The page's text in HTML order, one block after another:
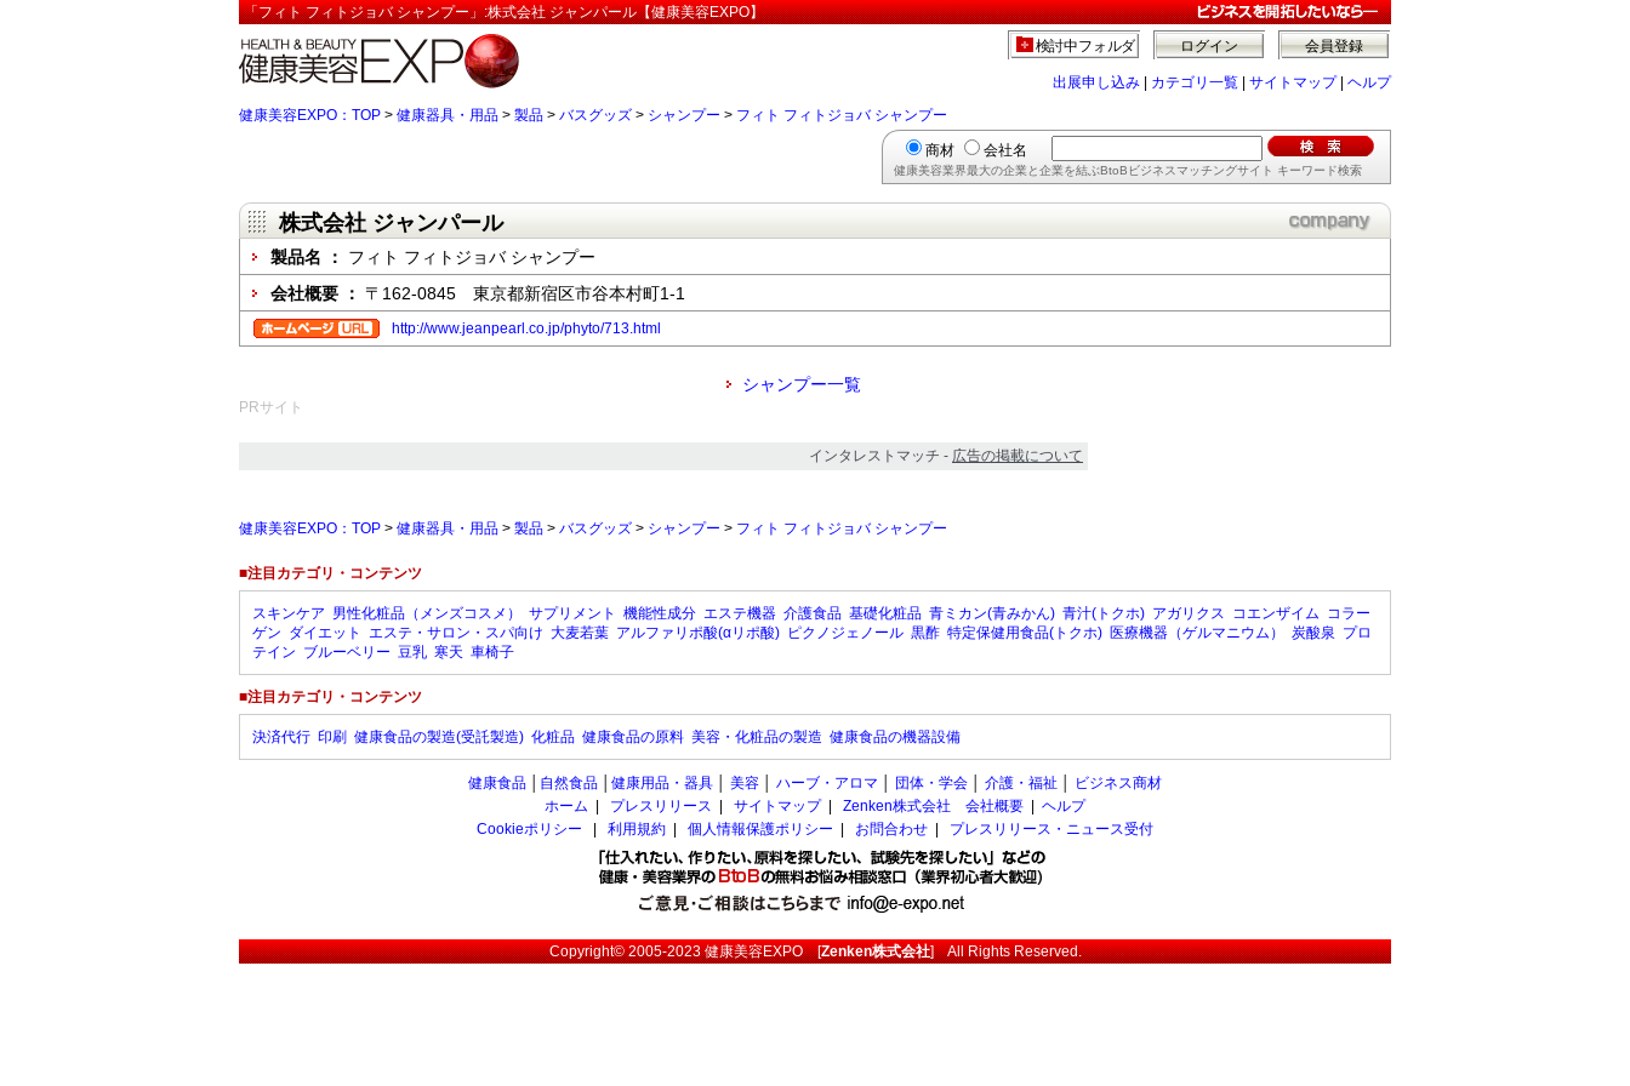
「フィト フィトジョバ シャンプー」:株式会社 ジャンパール【健康美容EXPO】
会員登録
ログイン
検討中フォルダ
出展申し込み カテゴリ一覧 サイトマップ| ヘルプ
健康美容EXPO：TOP > 健康器具・用品 > 製品 > バスグッズ > シャンプー > フィト フィトジョバ シャンプー
商材 会社名
健康美容業界最大の企業と企業を結ぶBtoBビジネスマッチングサイト キーワード検索
株式会社 ジャンパール
製品名 ： フィト フィトジョバ シャンプー
会社概要 ： 〒162-0845 東京都新宿区市谷本村町1-1
http://www.jeanpearl.co.jp/phyto/713.html
シャンプー一覧
PRサイト
インタレストマッチ - 広告の掲載について
健康美容EXPO：TOP > 健康器具・用品 > 製品 > バスグッズ > シャンプー > フィト フィトジョバ シャンプー
■注目カテゴリ・コンテンツ
スキンケア 男性化粧品（メンズコスメ） サプリメント 機能性成分 エステ機器 介護食品 基礎化粧品 青ミカン(青みかん) 青汁(トクホ) アガリクス コエンザイム コラー
ゲン ダイエット エステ・サロン・スパ向け 大麦若葉 アルファリポ酸(αリポ酸) ピクノジェノール 黒酢 特定保健用食品(トクホ) 医療機器（ゲルマニウム） 炭酸泉 プロ
テイン ブルーベリー 豆乳 寒天 車椅子
■注目カテゴリ・コンテンツ
決済代行 印刷 健康食品の製造(受託製造) 化粧品 健康食品の原料 美容・化粧品の製造 健康食品の機器設備
健康食品 自然食品 健康用品・器具 美容 ハーブ・アロマ 団体・学会 介護・福祉
ビジネス商材
ホーム
プレスリリース サイトマップ| Zenken株式会社 会社概要
ヘルプ
Cookieポリシー
利用規約 個人情報保護ポリシー お問合わせ プレスリリース・ニュース受付
Copyright© 2005-2023健康美容EXPO[Zenken株式会社] All Rights Reserved.